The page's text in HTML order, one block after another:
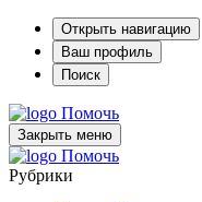
Открыть навигацию
Ваш профиль
Поиск
Помочь
Закрыть меню
Помочь
Рубрики